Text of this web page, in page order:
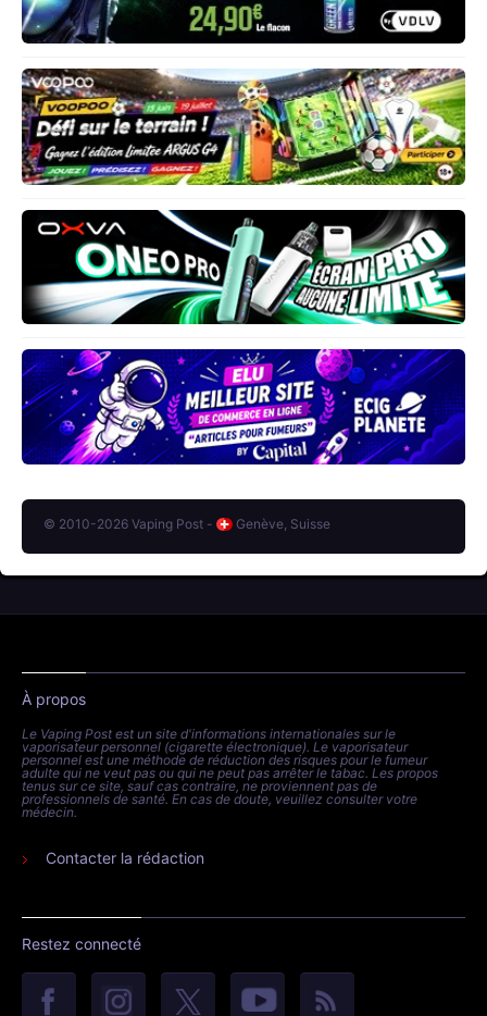
© 2010-2026 Vaping Post - Genève, Suisse
À propos
Le Vaping Post est un site d'informations internationales sur le
vaporisateur personnel (cigarette électronique). Le vaporisateur
personnel est une méthode de réduction des risques pour le fumeur
adulte qui ne veut pas ou qui ne peut pas arrêter le tabac. Les propos
tenus sur ce site, sauf cas contraire, ne proviennent pas de
professionnels de santé. En cas de doute, veuillez consulter votre
médecin.
Contacter la rédaction
Restez connecté